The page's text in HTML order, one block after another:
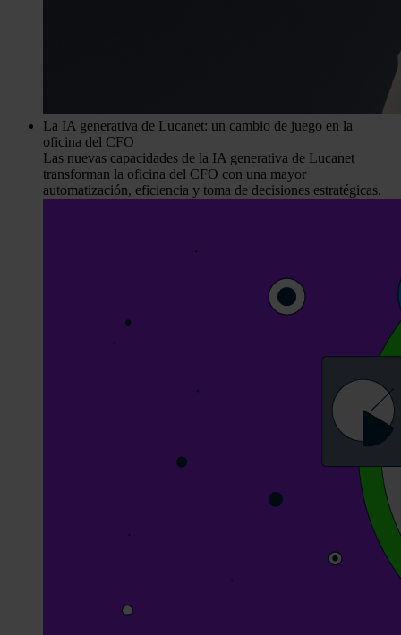
La IA generativa de Lucanet: un cambio de juego en la
oficina del CFO
Las nuevas capacidades de la IA generativa de Lucanet
transforman la oficina del CFO con una mayor
automatización, eficiencia y toma de decisiones estratégicas.